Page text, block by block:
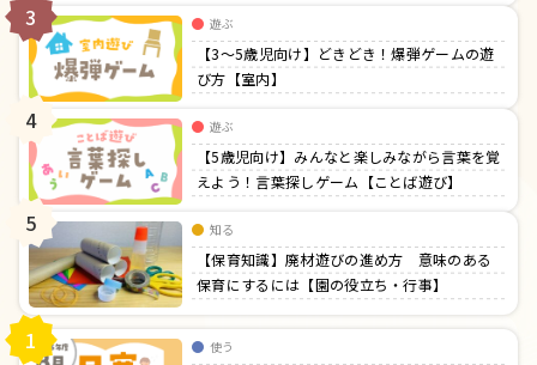
3 遊ぶ
【3〜5歳児向け】どきどき！爆弾ゲームの遊
び方【室内】
4 遊ぶ
【5歳児向け】みんなと楽しみながら言葉を覚
えよう！言葉探しゲーム【ことば遊び】
5 知る
【保育知識】廃材遊びの進め方 意味のある
保育にするには【園の役立ち・行事】
1 使う